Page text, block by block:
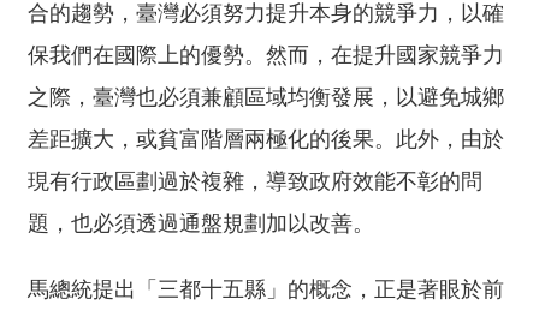
本
簡
介
主
題
合的趨勢，臺灣必須努力提升本身的競爭力，以確
保我們在國際上的優勢。然而，在提升國家競爭力
之際，臺灣也必須兼顧區域均衡發展，以避免城鄉
差距擴大，或貧富階層兩極化的後果。此外，由於
現有行政區劃過於複雜，導致政府效能不彰的問
題，也必須透過通盤規劃加以改善。
馬總統提出「三都十五縣」的概念，正是著眼於前